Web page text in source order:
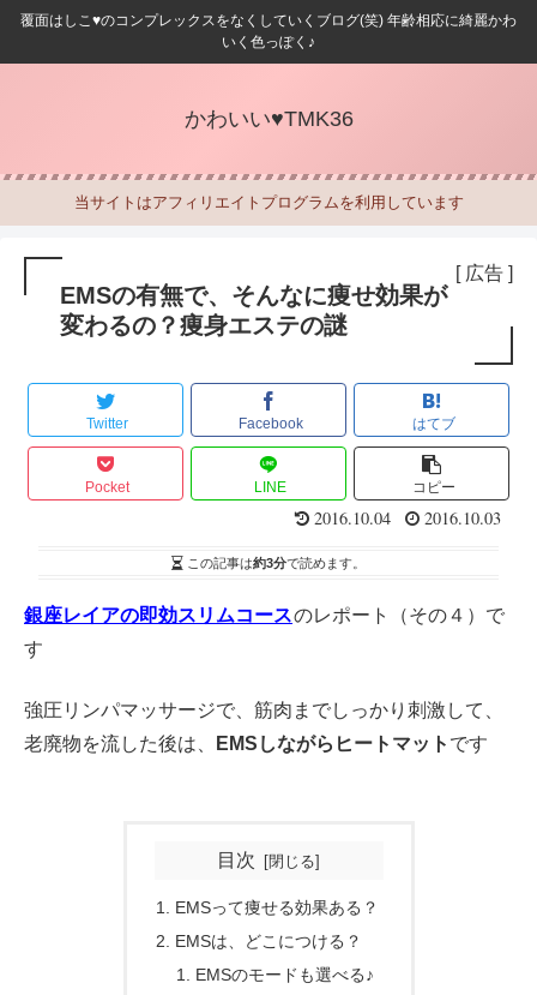
覆面はしこ♥のコンプレックスをなくしていくブログ(笑) 年齢相応に綺麗かわ
いく色っぽく♪
かわいい♥TMK36
当サイトはアフィリエイトプログラムを利用しています
[ 広告 ]
EMSの有無で、そんなに痩せ効果が
変わるの？痩身エステの謎
Twitter Facebook はてブ
Pocket LINE コピー
2016.10.04 2016.10.03
この記事は約3分で読めます。
銀座レイアの即効スリムコースのレポート（その４）で
す
強圧リンパマッサージで、筋肉までしっかり刺激して、
老廃物を流した後は、
EMSしながらヒートマット です
目次
EMSって痩せる効果ある？
EMSは、どこにつける？
EMSのモードも選べる♪